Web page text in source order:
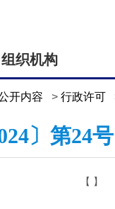
组织机构
开内容 > 行政许可
〕第24
【 】